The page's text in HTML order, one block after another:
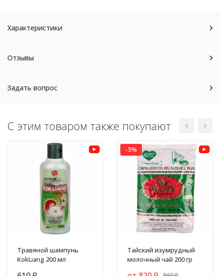
Характеристики
Отзывы
Задать вопрос
С этим товаром также покупают
Травяной шампунь
KokLiang 200 мл
-5%
Тайский изумрудный
молочный чай 200 гр